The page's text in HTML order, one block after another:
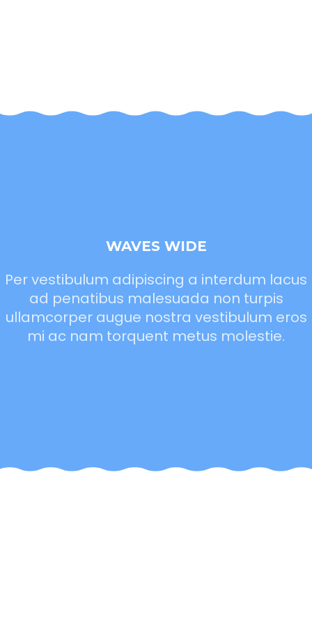
WAVES WIDE
Per vestibulum adipiscing a interdum lacus
ad penatibus malesuada non turpis
ullamcorper augue nostra vestibulum eros
mi ac nam torquent metus molestie.